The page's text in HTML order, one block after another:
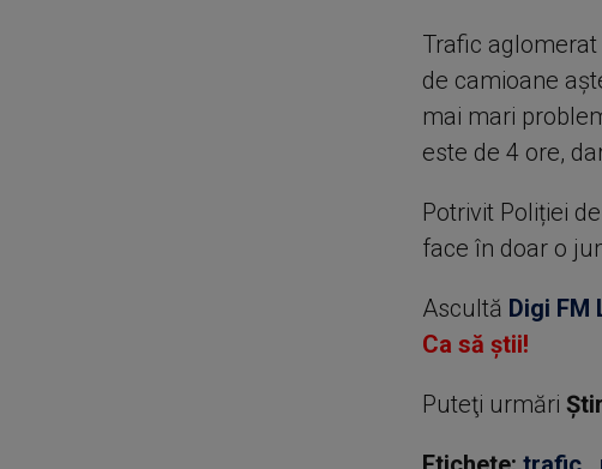
Trafic
de camioane
mai mari
este de 4 ore,
Potrivit Poliției
face în doar o
Ascultă Digi FM
Ca să știi!
Puteţi urmări